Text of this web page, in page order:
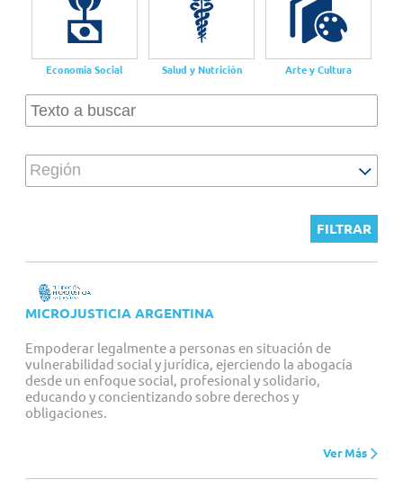
Proyectos personalizados
Economia Social Salud y Nutrición Arte y Cultura
Región
MICROJUSTICIA ARGENTINA
Empoderar legalmente a personas en situación de
vulnerabilidad social y jurídica, ejerciendo la abogacía
desde un enfoque social, profesional y solidario,
educando y concientizando sobre derechos y
obligaciones.
Ver Más